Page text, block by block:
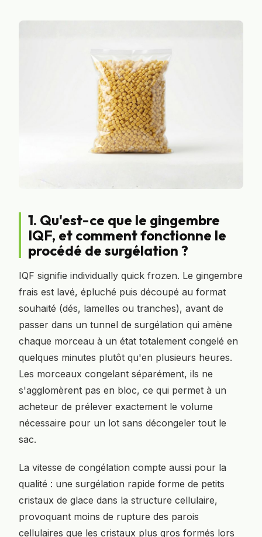
1. Qu'est-ce que le gingembre
IQF, et comment fonctionne le
procédé de surgélation ?
IQF signifie individually quick frozen. Le gingembre
frais est lavé, épluché puis découpé au format
souhaité (dés, lamelles ou tranches), avant de
passer dans un tunnel de surgélation qui amène
chaque morceau à un état totalement congelé en
quelques minutes plutôt qu'en plusieurs heures.
Les morceaux congelant séparément, ils ne
s'agglomèrent pas en bloc, ce qui permet à un
acheteur de prélever exactement le volume
nécessaire pour un lot sans décongeler tout le
sac.
La vitesse de congélation compte aussi pour la
qualité : une surgélation rapide forme de petits
cristaux de glace dans la structure cellulaire,
provoquant moins de rupture des parois
cellulaires que les cristaux plus gros formés lors